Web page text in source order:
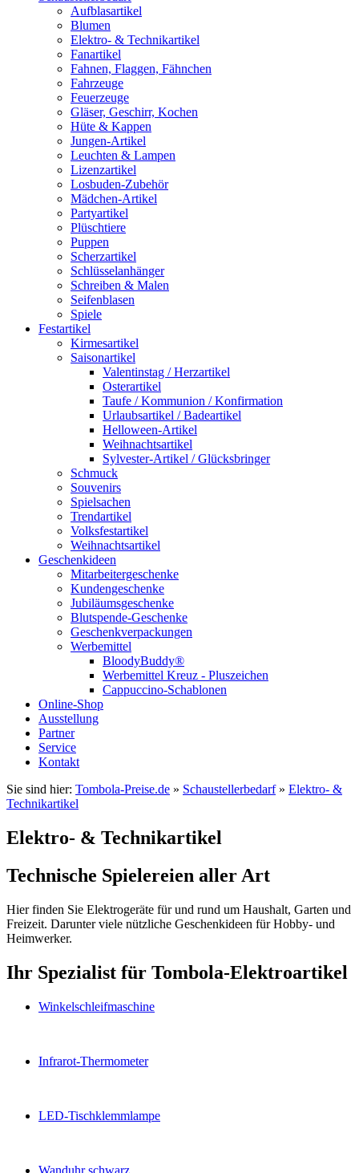
Aufblasartikel
Blumen
Elektro- & Technikartikel
Fanartikel
Fahnen, Flaggen, Fähnchen
Fahrzeuge
Feuerzeuge
Gläser, Geschirr, Kochen
Hüte & Kappen
Jungen-Artikel
Leuchten & Lampen
Lizenzartikel
Losbuden-Zubehör
Mädchen-Artikel
Partyartikel
Plüschtiere
Puppen
Scherzartikel
Schlüsselanhänger
Schreiben & Malen
Seifenblasen
Spiele
Festartikel
Kirmesartikel
Saisonartikel
Valentinstag / Herzartikel
Osterartikel
Taufe / Kommunion / Konfirmation
Urlaubsartikel / Badeartikel
Helloween-Artikel
Weihnachtsartikel
Sylvester-Artikel / Glücksbringer
Schmuck
Souvenirs
Spielsachen
Trendartikel
Volksfestartikel
Weihnachtsartikel
Geschenkideen
Mitarbeitergeschenke
Kundengeschenke
Jubiläumsgeschenke
Blutspende-Geschenke
Geschenkverpackungen
Werbemittel
BloodyBuddy®
Werbemittel Kreuz - Pluszeichen
Cappuccino-Schablonen
Online-Shop
Ausstellung
Partner
Service
Kontakt
Sie sind hier: Tombola-Preise.de » Schaustellerbedarf» Elektro- &
Technikartikel
Elektro- & Technikartikel
Technische Spielereien aller Art
Hier finden Sie Elektrogeräte für und rund um Haushalt, Garten und
Freizeit. Darunter viele nützliche Geschenkideen für Hobby- und
Heimwerker.
Ihr Spezialist für Tombola-Elektroartikel
Winkelschleifmaschine
Infrarot-Thermometer
LED-Tischklemmlampe
Wanduhr schwarz